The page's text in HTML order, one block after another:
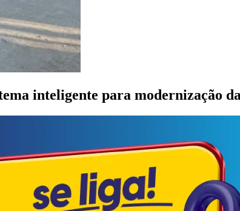
inteligente para modernização